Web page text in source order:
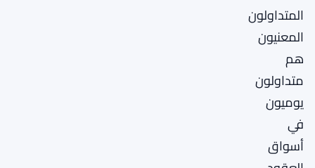
المتداولون
المعنيون
هم
متداولون
يوميون
في
أسواق